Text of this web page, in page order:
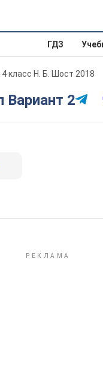
ГДЗ
4 класс Н. Б. Шост 2018
Вариант 2